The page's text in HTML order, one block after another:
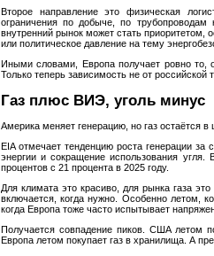
Второе направление это физическая
ограничения по добыче, по
внутренний рынок может стать приоритетом,
или политическое давление на тему
Иными словами, Европа получает ровно то,
Только теперь зависимость не от
Газ плюс ВИЭ, уголь минус
Америка меняет генерацию, но газ остаётся в
EIA отмечает тенденцию роста генерации за
энергии и сокращение использования
процентов с 21 процента в 2025 году.
Для климата это красиво, для рынка газа
включается, когда нужно. Особенно летом,
когда Европа тоже часто испытывает
Получается совпадение пиков. США летом
Европа летом покупает газ в хранилища. А